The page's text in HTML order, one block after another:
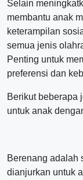
Selain
membantu anak
keterampilan
semua jenis
Penting untuk
preferensi dan
Berikut beberapa
untuk anak
Berenang adalah
dianjurkan untuk